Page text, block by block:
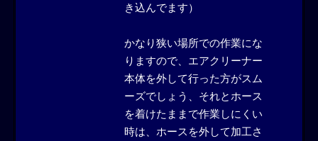
き込んでます）
かなり狭い場所での作業にな
りますので、エアクリーナー
本体を外して行った方がスム
ーズでしょう、それとホース
を着けたままで作業しにくい
時は、ホースを外して加工さ